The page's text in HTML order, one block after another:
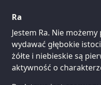
Ra
Jestem Ra. Nie
wydawać głębokie
żółte i niebieskie są
aktywność o